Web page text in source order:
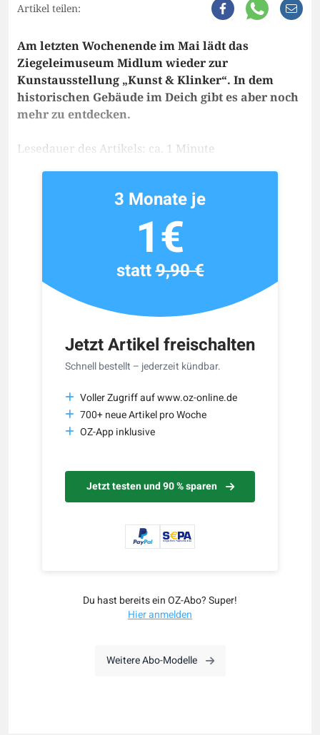
Artikel teilen:
Am letzten Wochenende im Mai lädt das
Ziegeleimuseum Midlum wieder zur
Kunstausstellung „Kunst & Klinker“. In dem
historischen Gebäude im Deich gibt es aber noch
mehr zu entdecken.
Lesedauer des Artikels: ca. 1 Minute
Jetzt Artikel freischalten
Schnell bestellt – jederzeit kündbar.
Voller Zugriff auf www.oz-online.de
700+ neue Artikel pro Woche
OZ-App inklusive
Jetzt testen und 90 % sparen
3 Monate je
1€
statt9,90 €
Du hast bereits ein OZ-Abo? Super!
Hier anmelden
Weitere Abo-Modelle